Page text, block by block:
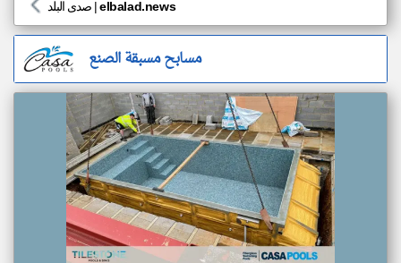
صدى البلد |elbalad.news
مسابح مسبقة الصنع